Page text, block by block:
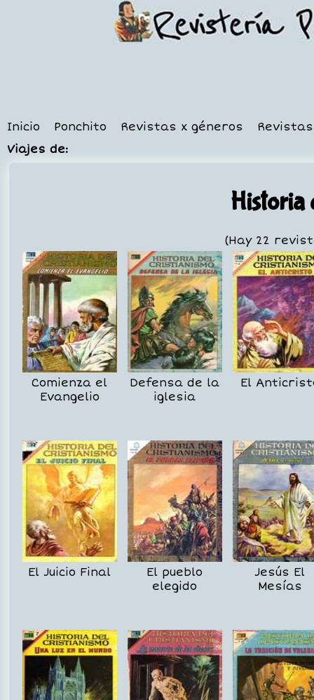
Inicio Ponchito Revistas x géneros
Viajes de:
Historia
(Hay 22
Comienza el
Evangelio
Defensa de la
iglesia
El
El Juicio Final
El pueblo
elegido
Jesús El
Mesías